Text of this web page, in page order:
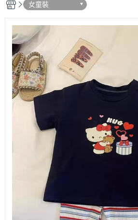
女童裝